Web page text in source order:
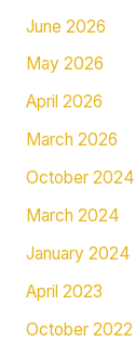
June 2026
May 2026
April 2026
March 2026
October 2024
March 2024
January 2024
April 2023
October 2022